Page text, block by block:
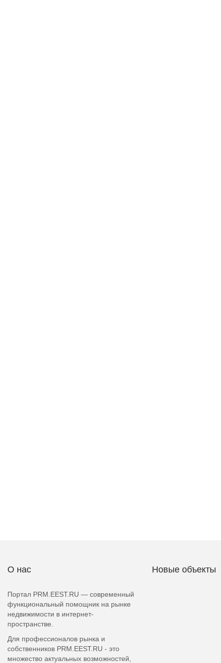
О нас
Портал PRM.EEST.RU — современный
функциональный помощник на рынке
недвижимости в интернет-
пространстве.
Для профессионалов рынка и
собственников PRM.EEST.RU - это
множество актуальных возможностей,
Новые объекты